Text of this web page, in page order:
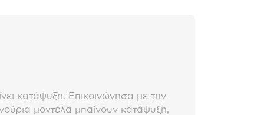
κατάψυξη. Επικοινώνησα με την
μοντέλα μπαίνουν κατάψυξη,